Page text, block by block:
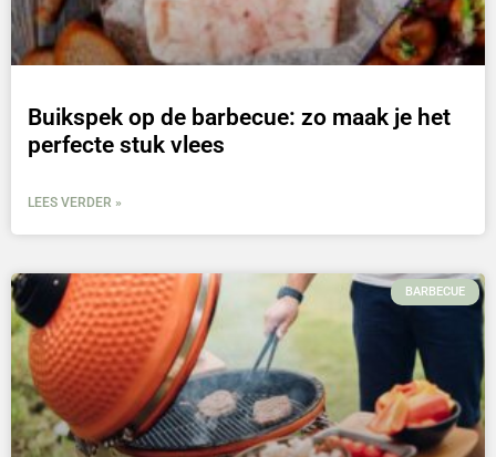
Buikspek op de barbecue: zo maak je het
perfecte stuk vlees
LEES VERDER »
BARBECUE